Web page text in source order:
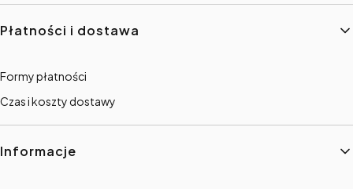
Płatności i dostawa
Formy płatności
Czas i koszty dostawy
Informacje